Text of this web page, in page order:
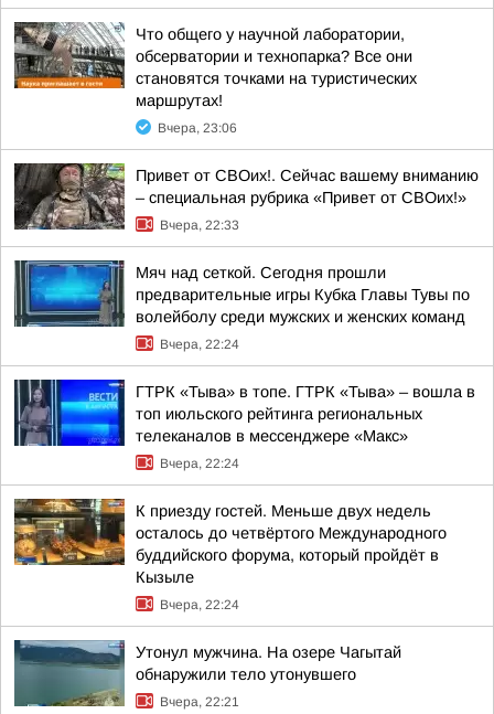
Что общего у научной лаборатории,
обсерватории и технопарка? Все они
становятся точками на туристических
маршрутах!
Вчера, 23:06
Привет от СВОих!. Сейчас вашему вниманию
– специальная рубрика «Привет от СВОих!»
Вчера, 22:33
Мяч над сеткой. Сегодня прошли
предварительные игры Кубка Главы Тувы по
волейболу среди мужских и женских команд
Вчера, 22:24
ГТРК «Тыва» в топе. ГТРК «Тыва» – вошла в
топ июльского рейтинга региональных
телеканалов в мессенджере «Макс»
Вчера, 22:24
К приезду гостей. Меньше двух недель
осталось до четвёртого Международного
буддийского форума, который пройдёт в
Кызыле
Вчера, 22:24
Утонул мужчина. На озере Чагытай
обнаружили тело утонувшего
Вчера, 22:21